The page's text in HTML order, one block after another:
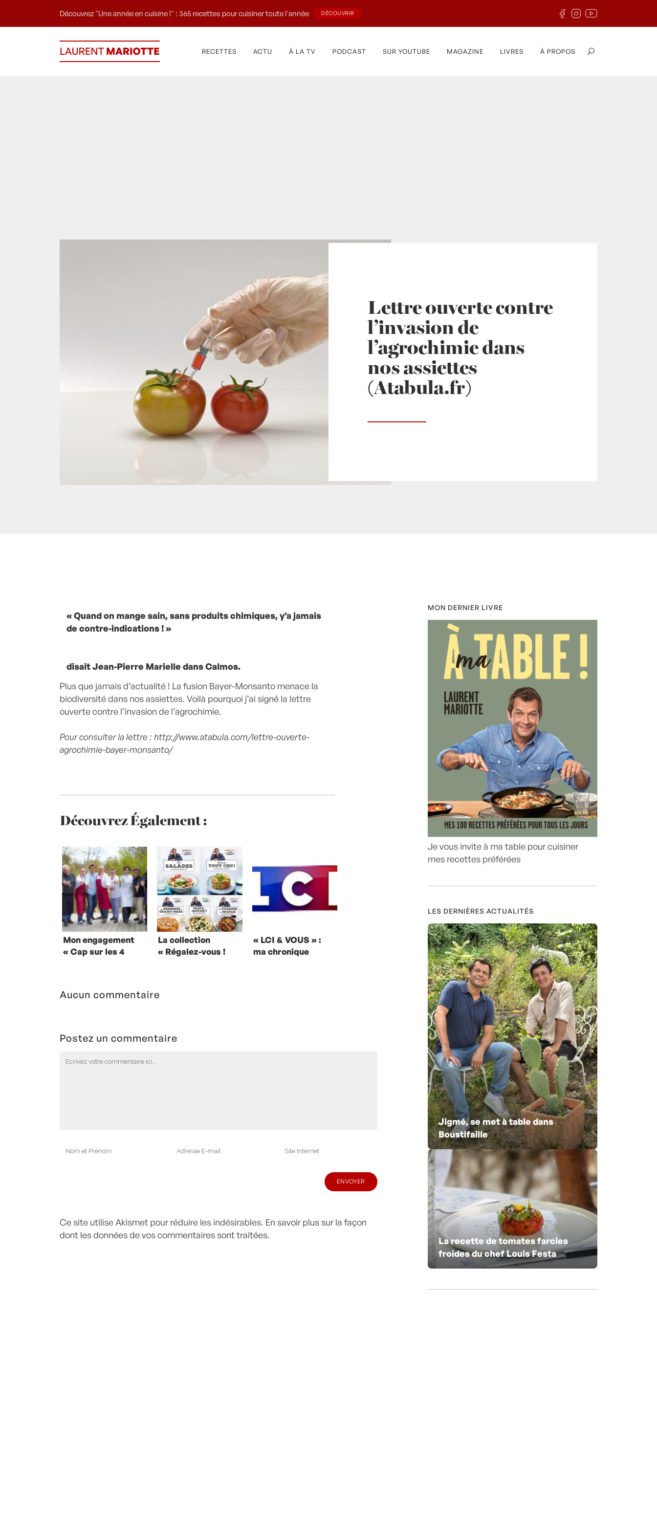
Découvrez "Une année en cuisine !" : 365 recettes pour cuisiner toute l'année DÉCOUVRIR
RECETTES ACTU À LA TV PODCAST SUR YOUTUBE MAGAZINE LIVRES À PROPOS
Lettre ouverte contre
l’invasion de
l’agrochimie dans
nos assiettes
(Atabula.fr)
« Quand on mange sain, sans produits chimiques, y’a jamais
de contre-indications ! »
disait Jean-Pierre Marielle dans Calmos.
Plus que jamais d’actualité ! La fusion Bayer-Monsanto menace la
biodiversité dans nos assiettes. Voilà pourquoi j’ai signé la lettre
ouverte contre l’invasion de l’agrochimie.
Pour consulter la lettre : http://www.atabula.com/lettre-ouverte-
agrochimie-bayer-monsanto/
Découvrez Également :
Mon engagement
« Cap sur les 4
La collection
« Régalez-vous !
« LCI & VOUS » :
ma chronique
Aucun commentaire
Postez un commentaire
Ce site utilise Akismet pour réduire les indésirables. En savoir plus sur la façon
dont les données de vos commentaires sont traitées.
MON DERNIER LIVRE
Je vous invite à ma table pour cuisiner
mes recettes préférées
LES DERNIÈRES ACTUALITÉS
Jigmé, se met à table dans
Boustifaille
La recette de tomates farcies
froides du chef Louis Festa